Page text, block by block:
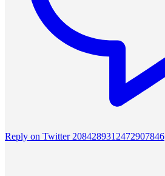
Reply on Twitter 2084289312472907846